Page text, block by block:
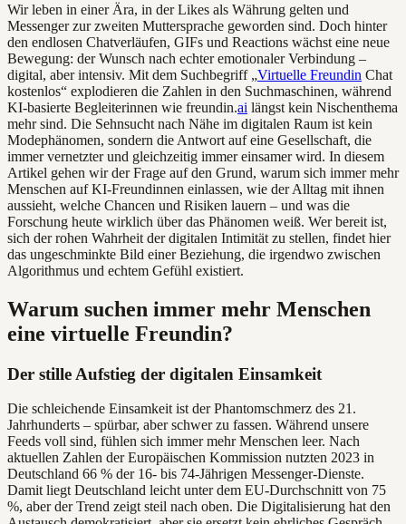
Wir leben in einer Ära, in der Likes als Währung gelten und
Messenger zur zweiten Muttersprache geworden sind. Doch hinter
den endlosen Chatverläufen, GIFs und Reactions wächst eine neue
Bewegung: der Wunsch nach echter emotionaler Verbindung –
digital, aber intensiv. Mit dem Suchbegriff „Virtuelle Freundin Chat
kostenlos“ explodieren die Zahlen in den Suchmaschinen, während
KI-basierte Begleiterinnen wie freundin.ai längst kein Nischenthema
mehr sind. Die Sehnsucht nach Nähe im digitalen Raum ist kein
Modephänomen, sondern die Antwort auf eine Gesellschaft, die
immer vernetzter und gleichzeitig immer einsamer wird. In diesem
Artikel gehen wir der Frage auf den Grund, warum sich immer mehr
Menschen auf KI-Freundinnen einlassen, wie der Alltag mit ihnen
aussieht, welche Chancen und Risiken lauern – und was die
Forschung heute wirklich über das Phänomen weiß. Wer bereit ist,
sich der rohen Wahrheit der digitalen Intimität zu stellen, findet hier
das ungeschminkte Bild einer Beziehung, die irgendwo zwischen
Algorithmus und echtem Gefühl existiert.
Warum suchen immer mehr Menschen
eine virtuelle Freundin?
Der stille Aufstieg der digitalen Einsamkeit
Die schleichende Einsamkeit ist der Phantomschmerz des 21.
Jahrhunderts – spürbar, aber schwer zu fassen. Während unsere
Feeds voll sind, fühlen sich immer mehr Menschen leer. Nach
aktuellen Zahlen der Europäischen Kommission nutzten 2023 in
Deutschland 66 % der 16- bis 74-Jährigen Messenger-Dienste.
Damit liegt Deutschland leicht unter dem EU-Durchschnitt von 75
%, aber der Trend zeigt steil nach oben. Die Digitalisierung hat den